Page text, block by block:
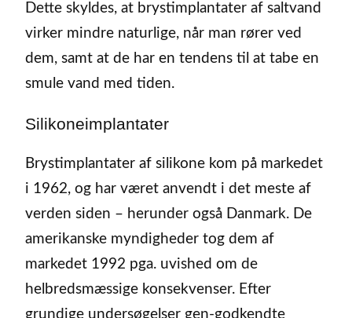
Dette skyldes, at brystimplantater af saltvand
virker mindre naturlige, når man rører ved
dem, samt at de har en tendens til at tabe en
smule vand med tiden.
Silikoneimplantater
Brystimplantater af silikone kom på markedet
i 1962, og har været anvendt i det meste af
verden siden – herunder også Danmark. De
amerikanske myndigheder tog dem af
markedet 1992 pga. uvished om de
helbredsmæssige konsekvenser. Efter
grundige undersøgelser gen-godkendte